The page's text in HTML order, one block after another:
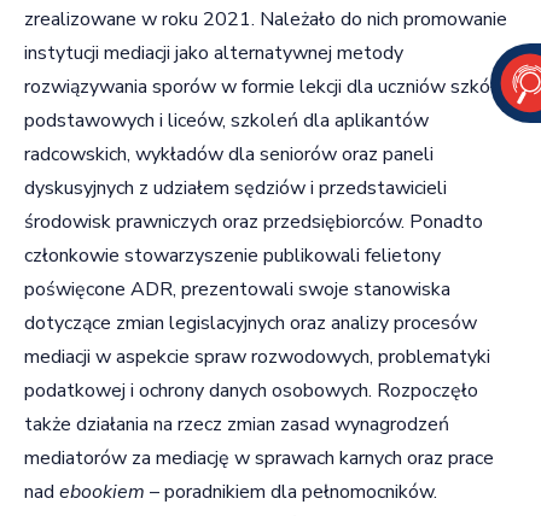
zrealizowane w roku 2021. Należało do nich promowanie
instytucji mediacji jako alternatywnej metody
rozwiązywania sporów w formie lekcji dla uczniów szkół
podstawowych i liceów, szkoleń dla aplikantów
radcowskich, wykładów dla seniorów oraz paneli
dyskusyjnych z udziałem sędziów i przedstawicieli
środowisk prawniczych oraz przedsiębiorców. Ponadto
członkowie stowarzyszenie publikowali felietony
poświęcone ADR, prezentowali swoje stanowiska
dotyczące zmian legislacyjnych oraz analizy procesów
mediacji w aspekcie spraw rozwodowych, problematyki
podatkowej i ochrony danych osobowych. Rozpoczęło
także działania na rzecz zmian zasad wynagrodzeń
mediatorów za mediację w sprawach karnych oraz prace
nad ebookiem – poradnikiem dla pełnomocników.